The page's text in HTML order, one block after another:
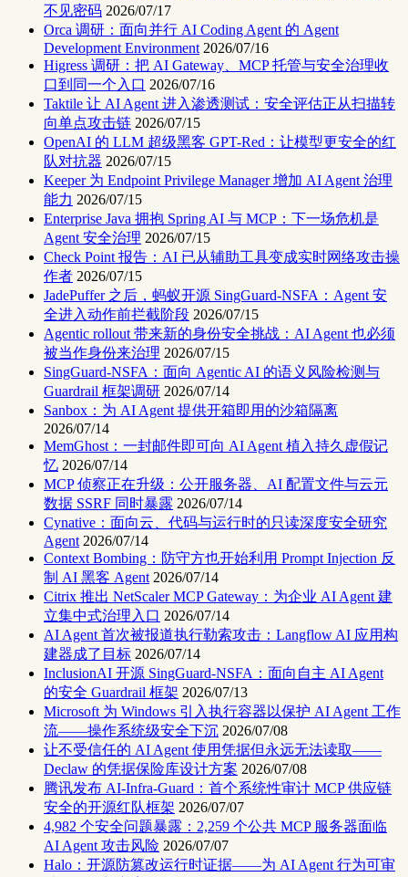
不见密码 2026/07/17
Orca 调研：面向并行 AI Coding Agent 的 Agent
Development Environment 2026/07/16
Higress 调研：把 AI Gateway、MCP 托管与安全治理收
口到同一个入口 2026/07/16
Taktile 让 AI Agent 进入渗透测试：安全评估正从扫描转
向单点攻击链 2026/07/15
OpenAI 的 LLM 超级黑客 GPT-Red：让模型更安全的红
队对抗器 2026/07/15
Keeper 为 Endpoint Privilege Manager 增加 AI Agent 治理
能力 2026/07/15
Enterprise Java 拥抱 Spring AI 与 MCP：下一场危机是
Agent 安全治理 2026/07/15
Check Point 报告：AI 已从辅助工具变成实时网络攻击操
作者 2026/07/15
JadePuffer 之后，蚂蚁开源 SingGuard-NSFA：Agent 安
全进入动作前拦截阶段 2026/07/15
Agentic rollout 带来新的身份安全挑战：AI Agent 也必须
被当作身份来治理 2026/07/15
SingGuard-NSFA：面向 Agentic AI 的语义风险检测与
Guardrail 框架调研 2026/07/14
Sanbox：为 AI Agent 提供开箱即用的沙箱隔离
2026/07/14
MemGhost：一封邮件即可向 AI Agent 植入持久虚假记
忆 2026/07/14
MCP 侦察正在升级：公开服务器、AI 配置文件与云元
数据 SSRF 同时暴露 2026/07/14
Cynative：面向云、代码与运行时的只读深度安全研究
Agent 2026/07/14
Context Bombing：防守方也开始利用 Prompt Injection 反
制 AI 黑客 Agent 2026/07/14
Citrix 推出 NetScaler MCP Gateway：为企业 AI Agent 建
立集中式治理入口 2026/07/14
AI Agent 首次被报道执行勒索攻击：Langflow AI 应用构
建器成了目标 2026/07/14
InclusionAI 开源 SingGuard-NSFA：面向自主 AI Agent
的安全 Guardrail 框架 2026/07/13
Microsoft 为 Windows 引入执行容器以保护 AI Agent 工作
流——操作系统级安全下沉 2026/07/08
让不受信任的 AI Agent 使用凭据但永远无法读取——
Declaw 的凭据保险库设计方案 2026/07/08
腾讯发布 AI-Infra-Guard：首个系统性审计 MCP 供应链
安全的开源红队框架 2026/07/07
4,982 个安全问题暴露：2,259 个公共 MCP 服务器面临
AI Agent 攻击风险 2026/07/07
Halo：开源防篡改运行时证据——为 AI Agent 行为可审